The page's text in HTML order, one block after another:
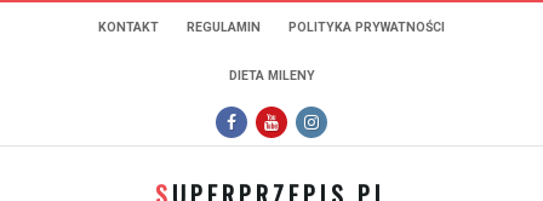
KONTAKT REGULAMIN POLITYKA PRYWATNOŚCI
DIETA MILENY